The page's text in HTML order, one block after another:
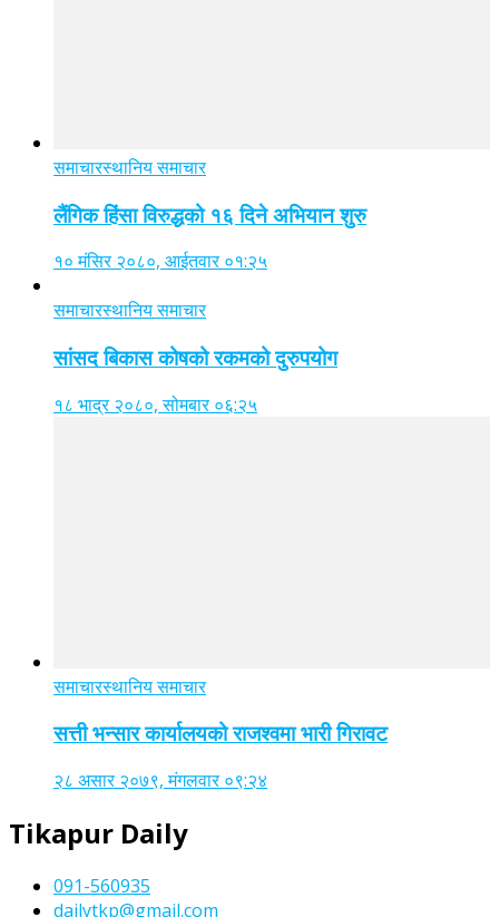
समाचारस्थानिय समाचार
लैंगिक हिंसा विरुद्धको १६ दिने अभियान शुरु
१० मंसिर २०८०, आईतवार ०१:२५
समाचारस्थानिय समाचार
सांसद बिकास कोषको रकमको दुरुपयोग
१८ भाद्र २०८०, सोमबार ०६:२५
समाचारस्थानिय समाचार
सत्ती भन्सार कार्यालयको राजश्वमा भारी गिरावट
२८ असार २०७९, मंगलवार ०९:२४
Tikapur Daily
091-560935
dailytkp@gmail.com